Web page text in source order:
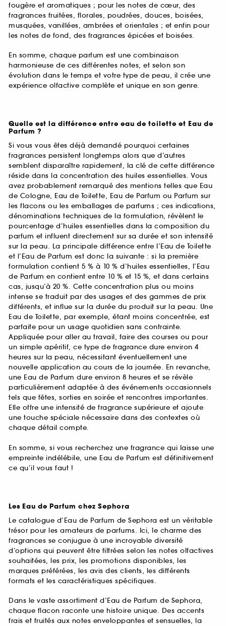
fougère et aromatiques ; pour les notes de cœur, des
fragrances fruitées, florales, poudrées, douces, boisées,
musquées, vanillées, ambrées et orientales ; et enfin pour
les notes de fond, des fragrances épicées et boisées.
En somme, chaque parfum est une combinaison
harmonieuse de ces différentes notes, et selon son
évolution dans le temps et votre type de peau, il crée une
expérience olfactive complète et unique en son genre.
Quelle est la différence entre eau de toilette et Eau de
Parfum ?
Si vous vous êtes déjà demandé pourquoi certaines
fragrances persistent longtemps alors que d’autres
semblent disparaître rapidement, la clé de cette différence
réside dans la concentration des huiles essentielles. Vous
avez probablement remarqué des mentions telles que Eau
de Cologne, Eau de Toilette, Eau de Parfum ou Parfum sur
les flacons ou les emballages de parfums ; ces indications,
dénominations techniques de la formulation, révèlent le
pourcentage d’huiles essentielles dans la composition du
parfum et influent directement sur sa durée et son intensité
sur la peau. La principale différence entre l’Eau de Toilette
et l’Eau de Parfum est donc la suivante : si la première
formulation contient 5 % à 10 % d’huiles essentielles, l’Eau
de Parfum en contient entre 10 % et 15 %, et dans certains
cas, jusqu’à 20 %. Cette concentration plus ou moins
intense se traduit par des usages et des gammes de prix
différents, et influe sur la durée du produit sur la peau. Une
Eau de Toilette, par exemple, étant moins concentrée, est
parfaite pour un usage quotidien sans contrainte.
Appliquée pour aller au travail, faire des courses ou pour
un simple apéritif, ce type de fragrance dure environ 4
heures sur la peau, nécessitant éventuellement une
nouvelle application au cours de la journée. En revanche,
une Eau de Parfum dure environ 8 heures et se révèle
particulièrement adaptée à des événements occasionnels
tels que fêtes, sorties en soirée et rencontres importantes.
Elle offre une intensité de fragrance supérieure et ajoute
une touche spéciale nécessaire dans des contextes où
chaque détail compte.
En somme, si vous recherchez une fragrance qui laisse une
empreinte indélébile, une Eau de Parfum est définitivement
ce qu’il vous faut !
Les Eau de Parfum chez Sephora
Le catalogue d’Eau de Parfum de Sephora est un véritable
trésor pour les amateurs de parfums. Ici, le charme des
fragrances se conjugue à une incroyable diversité
d’options qui peuvent être filtrées selon les notes olfactives
souhaitées, les prix, les promotions disponibles, les
marques préférées, les avis des clients, les différents
formats et les caractéristiques spécifiques.
Dans le vaste assortiment d’Eau de Parfum de Sephora,
chaque flacon raconte une histoire unique. Des accents
frais et fruités aux notes enveloppantes et sensuelles, la